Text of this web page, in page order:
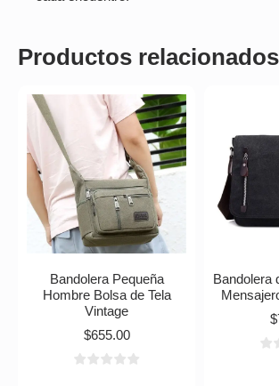
Productos relacionados
Bandolera Pequeña
Hombre Bolsa de Tela
Vintage
$655.00
Bandolera
$